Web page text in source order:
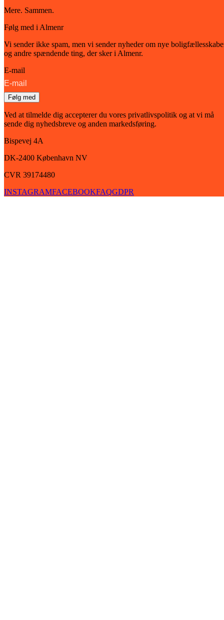
Mere. Sammen.
Følg med i Almenr
Vi sender ikke spam, men vi sender nyheder om nye
og andre spændende ting, der sker i Almenr.
E-mail
Følg med
Ved at tilmelde dig accepterer du vores privatlivspolitik og at vi må
sende dig nyhedsbreve og anden markedsføring.
Bispevej 4A
DK-2400 København NV
CVR 39174480
INSTAGRAMFACEBOOKFAQGDPR